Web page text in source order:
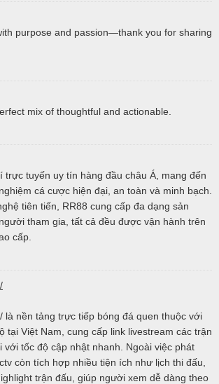
purpose and passion—thank you for sharing
mix of thoughtful and actionable.
trực tuyến uy tín hàng đầu châu Á, mang đến
cá cược hiện đại, an toàn và minh bạch.
tiên tiến, RR88 cung cấp đa dạng sản
tham gia, tất cả đều được vận hành trên
cấp.
là nền tảng trực tiếp bóng đá quen thuộc với
tại Việt Nam, cung cấp link livestream các trận
với tốc độ cập nhật nhanh. Ngoài việc phát
còn tích hợp nhiều tiện ích như lịch thi đấu,
trận đấu, giúp người xem dễ dàng theo